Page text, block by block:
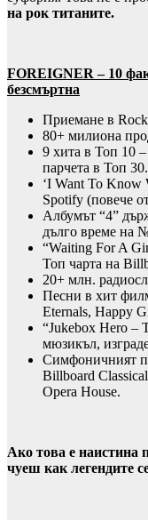
на рок титаните.
FOREIGNER – 10
безсмъртна
Приемане в
80+ милиона
9 хита в Топ 10
парчета в Топ 30.
‘I Want To Know
Spotify (повече
Албумът “4”
дълго време на
“Waiting For A
Топ чарта на
20+ млн.
Песни в хит
Eternals, Happy
“Jukebox Hero –
мюзикъл,
Симфоничният
Billboard
Opera House.
Ако това е наистина
чуеш как легендите